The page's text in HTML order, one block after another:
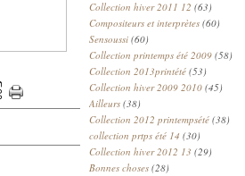
Collection hiver 2011 12 (63)
Compositeurs et interprètes (60)
Sensoussi (60)
Collection printemps été 2009 (58)
Collection 2013printété (53)
Collection hiver 2009 2010 (45)
Ailleurs (38)
Collection 2012 printempsété (38)
collection prtps été 14 (30)
Collection hiver 2012 13 (29)
Bonnes choses (28)